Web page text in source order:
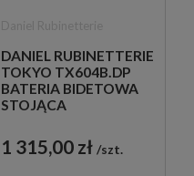
DANIEL RUBINETTERIE
TOKYO TX604B.DP
BATERIA BIDETOWA
STOJĄCA
ZŁOTO
SZCZOTKOWANE
1 315,00 zł szt.